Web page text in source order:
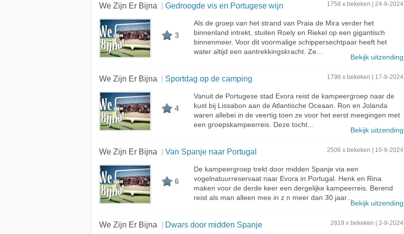
We Zijn Er Bijna Gedroogde vis en Portugese wijn 1758 x bekeken | 24-9-2024
3
Als de groep van het strand van Praia de Mira verder het
binnenland intrekt, stuiten Roely en Riekel op een gigantisch
binnenmeer. Voor dit voormalige schippersechtpaar heeft het
water altijd een aantrekkingskracht. Ze...
Bekijk uitzending
We Zijn Er Bijna Sportdag op de camping 1798 x bekeken | 17-9-2024
4
Vanuit de Portugese stad Evora reist de kampeergroep naar de
kust bij Lissabon aan de Atlantische Oceaan. Ron en Jolanda
waren allebei in de veertig toen ze voor het eerst meegingen met
een groepskampeerreis. Deze tocht...
Bekijk uitzending
We Zijn Er Bijna Van Spanje naar Portugal 2506 x bekeken | 10-9-2024
6
De kampeergroep trekt door midden Spanje via een
vogelnatuurreservaat naar Evora in Portugal. Henk en Rina
maken voor de derde keer een dergelijke kampeerreis. Berend
reist als man alleen mee in z n meer dan 30 jaar...
Bekijk uitzending
We Zijn Er Bijna Dwars door midden Spanje 2819 x bekeken | 3-9-2024